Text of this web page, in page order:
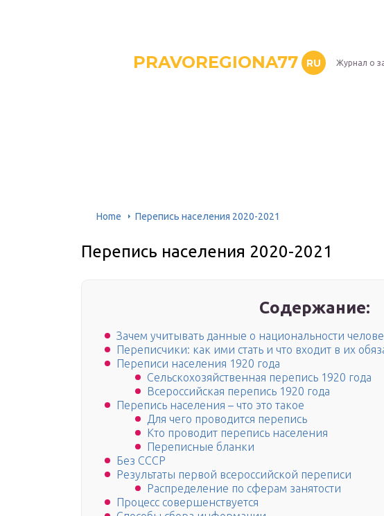
PRAVOREGIONA77 RU Журнал о
Home Перепись населения 2020-2021
Перепись населения 2020-2021
Содержание:
Зачем учитывать данные о национальности
Переписчики: как ими стать и что входит в их
Переписи населения 1920 года
Сельскохозяйственная перепись 1920 года
Всероссийская перепись 1920 года
Перепись населения – что это такое
Для чего проводится перепись
Кто проводит перепись населения
Переписные бланки
Без СССР
Результаты первой всероссийской переписи
Распределение по сферам занятости
Процесс совершенствуется